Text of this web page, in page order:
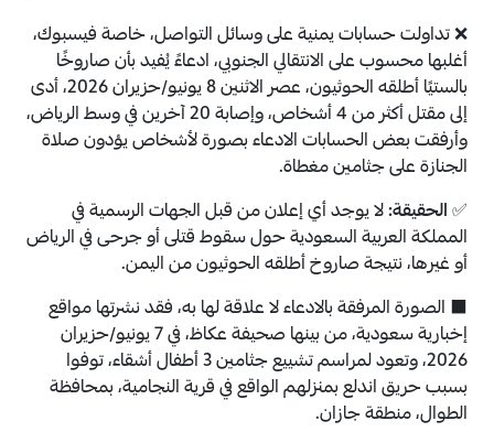
❌ تداولت حسابات يمنية على وسائل التواصل، خاصة فيسبوك،
أغلبها محسوب على الانتقالي الجنوبي، ادعاءً يُفيد بأن صاروخًا
بالستيًا أطلقه الحوثيون، عصر الاثنين 8 يونيو/حزيران 2026، أدى
إلى مقتل أكثر من 4 أشخاص، وإصابة 20 آخرين في وسط الرياض،
وأرفقت بعض الحسابات الادعاء بصورة لأشخاص يؤدون صلاة
الجنازة على جثامين مغطاة.
✅الحقيقة:لا يوجد أي إعلان من قبل الجهات الرسمية في
المملكة العربية السعودية حول سقوط قتلى أو جرحى في الرياض
أو غيرها، نتيجة صاروخ أطلقه الحوثيون من اليمن.
⬛️ الصورة المرفقة بالادعاء لا علاقة لها به، فقد نشرتها مواقع
إخبارية سعودية، من بينها صحيفة عكاظ، في 7 يونيو/حزيران
2026، وتعود ‏لمراسم تشييع جثامين 3 أطفال أشقاء، توفوا
بسبب حريق اندلع بمنزلهم الواقع في قرية النجامية، بمحافظة
الطوال، منطقة جازان.